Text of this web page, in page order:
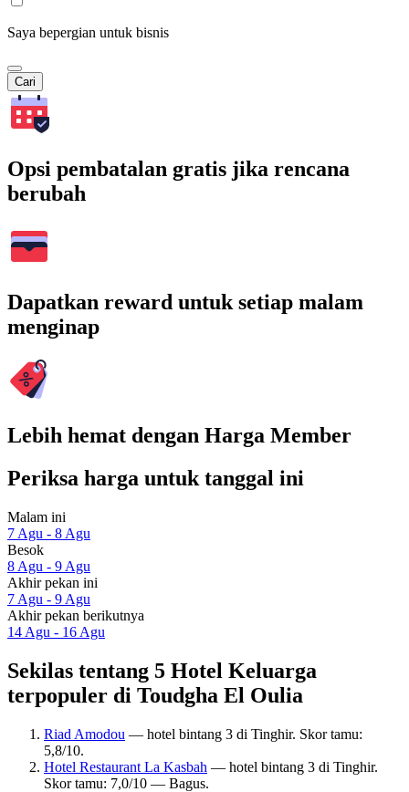
Saya bepergian untuk bisnis
Cari
Opsi pembatalan gratis jika rencana
berubah
Dapatkan reward untuk setiap malam
menginap
Lebih hemat dengan Harga Member
Periksa harga untuk tanggal ini
Malam ini
7 Agu - 8 Agu
Besok
8 Agu - 9 Agu
Akhir pekan ini
7 Agu - 9 Agu
Akhir pekan berikutnya
14 Agu - 16 Agu
Sekilas tentang 5 Hotel Keluarga
terpopuler di Toudgha El Oulia
Riad Amodou — hotel bintang 3 di Tinghir. Skor tamu:
5,8/10.
Hotel Restaurant La Kasbah — hotel bintang 3 di Tinghir.
Skor tamu: 7,0/10 — Bagus.